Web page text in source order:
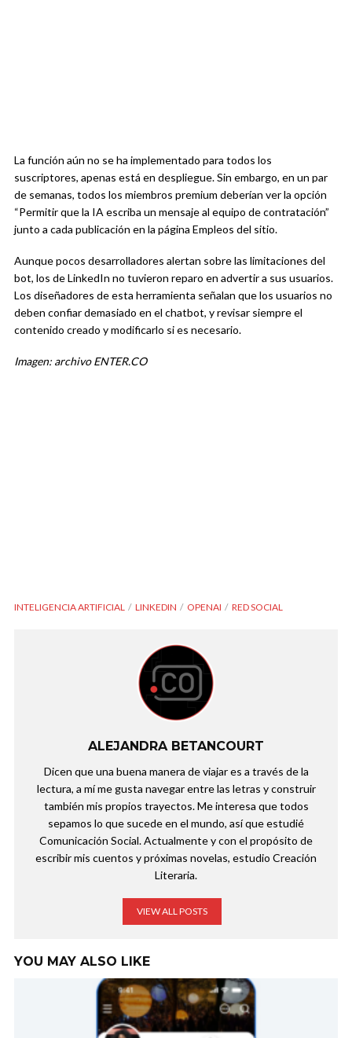
La función aún no se ha implementado para todos los
suscriptores, apenas está en despliegue. Sin embargo, en un par
de semanas, todos los miembros premium deberían ver la opción
“Permitir que la IA escriba un mensaje al equipo de contratación”
junto a cada publicación en la página Empleos del sitio.
Aunque pocos desarrolladores alertan sobre las limitaciones del
bot, los de LinkedIn no tuvieron reparo en advertir a sus usuarios.
Los diseñadores de esta herramienta señalan que los usuarios no
deben confiar demasiado en el chatbot, y revisar siempre el
contenido creado y modificarlo si es necesario.
Imagen: archivo ENTER.CO
INTELIGENCIA ARTIFICIAL LINKEDIN OPENAI RED SOCIAL
ALEJANDRA BETANCOURT
Dicen que una buena manera de viajar es a través de la
lectura, a mí me gusta navegar entre las letras y construir
también mis propios trayectos. Me interesa que todos
sepamos lo que sucede en el mundo, así que estudié
Comunicación Social. Actualmente y con el propósito de
escribir mis cuentos y próximas novelas, estudio Creación
Literaria.
VIEW ALL POSTS
YOU MAY ALSO LIKE